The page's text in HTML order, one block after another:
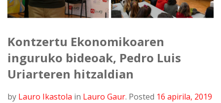
Kontzertu Ekonomikoaren
inguruko bideoak, Pedro Luis
Uriarteren hitzaldian
by Lauro Ikastola in Lauro Gaur. Posted 16 apirila, 2019